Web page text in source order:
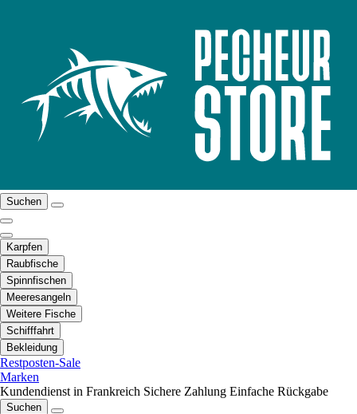
Suchen
Karpfen
Raubfische
Spinnfischen
Meeresangeln
Weitere Fische
Schifffahrt
Bekleidung
Restposten-Sale
Marken
Kundendienst in Frankreich Sichere Zahlung Einfache Rückgabe
Suchen